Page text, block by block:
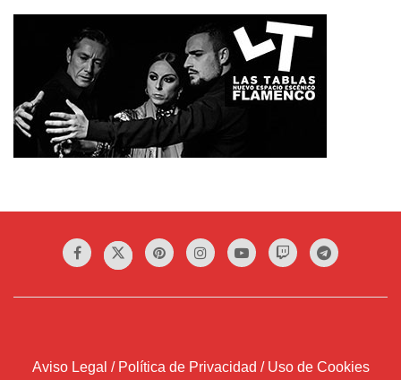
Aviso Legal / Política de Privacidad / Uso de Cookies